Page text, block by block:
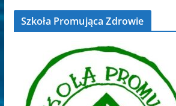
Szkoła Promująca Zdrowie